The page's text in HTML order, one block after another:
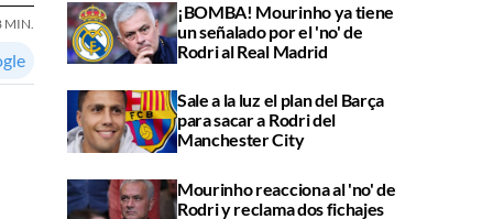
MIN.
¡BOMBA! Mourinho ya tiene
un señalado por el 'no' de
Rodri al Real Madrid
Sale a la luz el plan del Barça
para sacar a Rodri del
Manchester City
Mourinho reacciona al 'no' de
Rodri y reclama dos fichajes